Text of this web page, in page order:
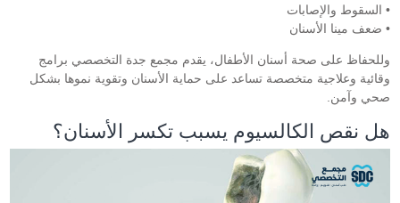
• السقوط والإصابات
• ضعف مينا الأسنان
وللحفاظ على صحة أسنان الأطفال، يقدم مجمع جدة التخصصي برامج
وقائية وعلاجية متخصصة تساعد على حماية الأسنان وتقوية نموها بشكل
صحي وآمن.
هل نقص الكالسيوم يسبب تكسر الأسنان؟